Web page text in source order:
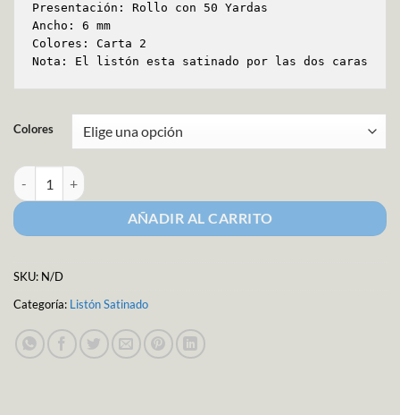
Presentación: Rollo con 50 Yardas
Ancho: 6 mm
Colores: Carta 2
Nota: El listón esta satinado por las dos caras
Colores
Listón Satin Liso Comex Ancho 1 Carta 2 cantidad
AÑADIR AL CARRITO
SKU: N/D
Categoría: Listón Satinado